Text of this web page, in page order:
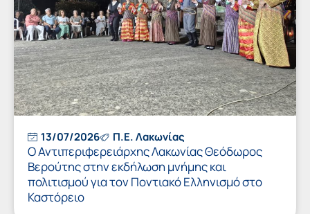
13/07/2026 Π.Ε. Λακωνίας
Ο Αντιπεριφερειάρχης Λακωνίας Θεόδωρος
Βερούτης στην εκδήλωση μνήμης και
πολιτισμού για τον Ποντιακό Ελληνισμό στο
Καστόρειο